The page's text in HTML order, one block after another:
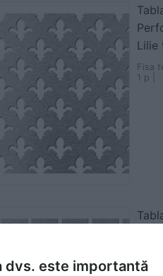
Lilie
Fisa
1 p |
Fisa
dvs. este importantă